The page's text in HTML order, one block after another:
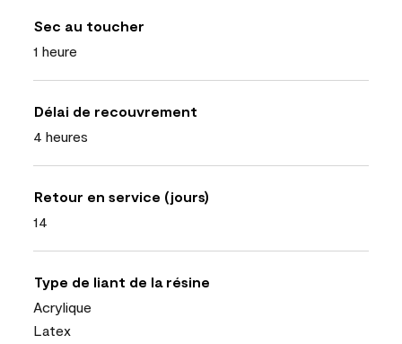
Sec au toucher
1 heure
Délai de recouvrement
4 heures
Retour en service (jours)
14
Type de liant de la résine
Acrylique
Latex